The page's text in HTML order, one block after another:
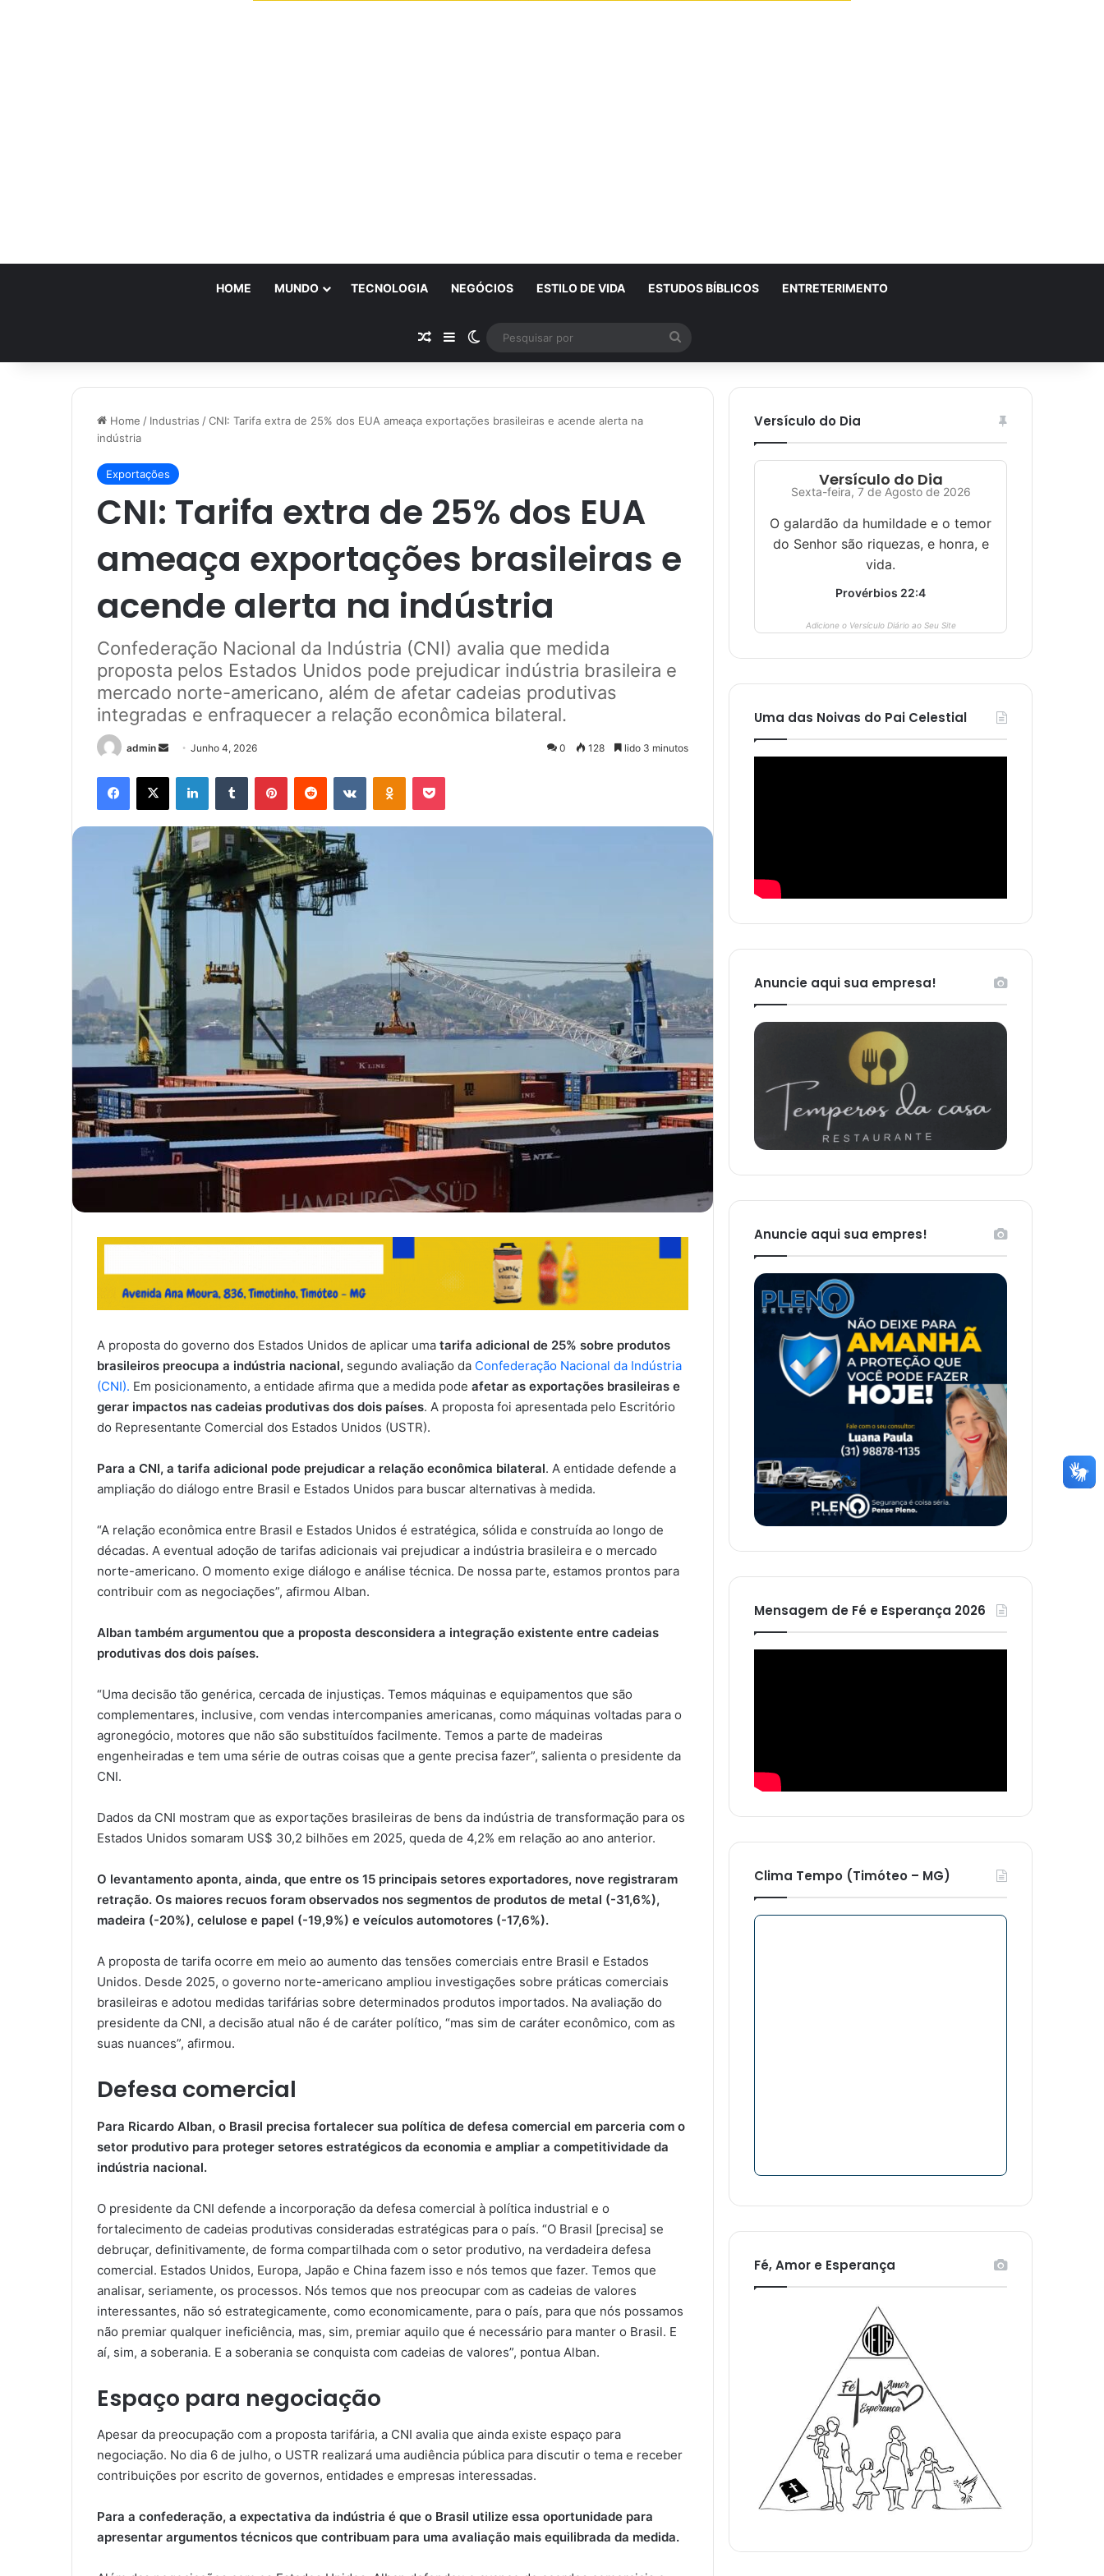
HOME MUNDO TECNOLOGIA NEGÓCIOS ESTILO DE VIDA ESTUDOS BÍBLICOS ENTRETERIMENTO
Artigo Aleatório
SidebarSwitch skin
por
Home / Industrias /CNI: Tarifa extra de 25% dos EUA ameaça exportações brasileiras e acende alerta na
indústria
Exportações
CNI: Tarifa extra de 25% dos EUA
ameaça exportações brasileiras e
acende alerta na indústria
Confederação Nacional da Indústria (CNI) avalia que medida
proposta pelos Estados Unidos pode prejudicar indústria brasileira e
mercado norte-americano, além de afetar cadeias produtivas
integradas e enfraquecer a relação econômica bilateral.
admin
Send
email
Junho 4, 2026 0 128 lido 3 minutos
Facebook
X LinkedInTumblr PinterestReddit VKontakteOdnoklassniki
Pocket
A proposta do governo dos Estados Unidos de aplicar uma tarifa adicional de 25% sobre produtos
brasileiros preocupa a indústria nacional, segundo avaliação da Confederação Nacional da Indústria
(CNI). Em posicionamento, a entidade afirma que a medida pode afetar as exportações brasileiras e
gerar impactos nas cadeias produtivas dos dois países. A proposta foi apresentada pelo Escritório
do Representante Comercial dos Estados Unidos (USTR).
Para a CNI, a tarifa adicional pode prejudicar a relação econômica bilateral. A entidade defende a
ampliação do diálogo entre Brasil e Estados Unidos para buscar alternativas à medida.
“A relação econômica entre Brasil e Estados Unidos é estratégica, sólida e construída ao longo de
décadas. A eventual adoção de tarifas adicionais vai prejudicar a indústria brasileira e o mercado
norte-americano. O momento exige diálogo e análise técnica. De nossa parte, estamos prontos para
contribuir com as negociações”, afirmou Alban.
Alban também argumentou que a proposta desconsidera a integração existente entre cadeias
produtivas dos dois países.
“Uma decisão tão genérica, cercada de injustiças. Temos máquinas e equipamentos que são
complementares, inclusive, com vendas intercompanies americanas, como máquinas voltadas para o
agronegócio, motores que não são substituídos facilmente. Temos a parte de madeiras
engenheiradas e tem uma série de outras coisas que a gente precisa fazer”, salienta o presidente da
CNI.
Dados da CNI mostram que as exportações brasileiras de bens da indústria de transformação para os
Estados Unidos somaram US$ 30,2 bilhões em 2025, queda de 4,2% em relação ao ano anterior.
O levantamento aponta, ainda, que entre os 15 principais setores exportadores, nove registraram
retração. Os maiores recuos foram observados nos segmentos de produtos de metal (-31,6%),
madeira (-20%), celulose e papel (-19,9%) e veículos automotores (-17,6%).
A proposta de tarifa ocorre em meio ao aumento das tensões comerciais entre Brasil e Estados
Unidos. Desde 2025, o governo norte-americano ampliou investigações sobre práticas comerciais
brasileiras e adotou medidas tarifárias sobre determinados produtos importados. Na avaliação do
presidente da CNI, a decisão atual não é de caráter político, “mas sim de caráter econômico, com as
suas nuances”, afirmou.
Defesa comercial
Para Ricardo Alban, o Brasil precisa fortalecer sua política de defesa comercial em parceria com o
setor produtivo para proteger setores estratégicos da economia e ampliar a competitividade da
indústria nacional.
O presidente da CNI defende a incorporação da defesa comercial à política industrial e o
fortalecimento de cadeias produtivas consideradas estratégicas para o país. “O Brasil [precisa] se
debruçar, definitivamente, de forma compartilhada com o setor produtivo, na verdadeira defesa
comercial. Estados Unidos, Europa, Japão e China fazem isso e nós temos que fazer. Temos que
analisar, seriamente, os processos. Nós temos que nos preocupar com as cadeias de valores
interessantes, não só estrategicamente, como economicamente, para o país, para que nós possamos
não premiar qualquer ineficiência, mas, sim, premiar aquilo que é necessário para manter o Brasil. E
aí, sim, a soberania. E a soberania se conquista com cadeias de valores”, pontua Alban.
Espaço para negociação
Apesar da preocupação com a proposta tarifária, a CNI avalia que ainda existe espaço para
negociação. No dia 6 de julho, o USTR realizará uma audiência pública para discutir o tema e receber
contribuições por escrito de governos, entidades e empresas interessadas.
Para a confederação, a expectativa da indústria é que o Brasil utilize essa oportunidade para
apresentar argumentos técnicos que contribuam para uma avaliação mais equilibrada da medida.
Versículo do Dia
Versículo do Dia
Sexta-feira, 7 de Agosto de 2026
O galardão da humildade e o temor
do Senhor são riquezas, e honra, e
vida.
Provérbios 22:4
Adicione o Versículo Diário ao Seu Site
Uma das Noivas do Pai Celestial
Anuncie aqui sua empresa!
Anuncie aqui sua empres!
Mensagem de Fé e Esperança 2026
Clima Tempo (Timóteo – MG)
Fé, Amor e Esperança